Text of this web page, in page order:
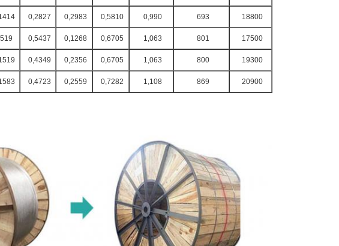
0,2827 0,2983 0,5810 0,990 693 18800
0,5437 0,1268 0,6705 1,063 801 17500
0,4349 0,2356 0,6705 1,063 800 19300
0,4723 0,2559 0,7282 1,108 869 20900